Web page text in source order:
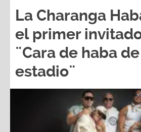
La Charanga
el primer
¨Cara de haba
estadio¨